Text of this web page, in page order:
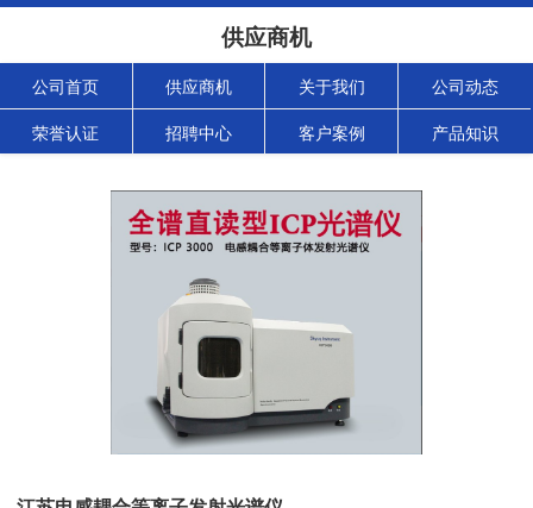
供应商机
公司首页 供应商机 关于我们 公司动态
荣誉认证 招聘中心 客户案例 产品知识